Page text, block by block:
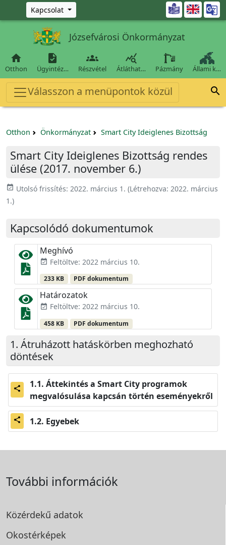
Ugrás a fő tartalomra
Kapcsolat 
Józsefvárosi Önkormányzat

Otthon

Ügyintéz…

Részvétel

Átláthat… Pázmány Állami k…
Válasszon a menüpontok közül 
Otthon Önkormányzat Smart City Ideiglenes Bizottság
Smart City Ideiglenes Bizottság rendes
ülése (2017. november 6.)
event_available Utolsó frissítés: 2022. március 1. (Létrehozva: 2022. március
1.)
Kapcsolódó dokumentumok
Meghívó
event_available Feltöltve: 2022 március 10.
233 KB PDF dokumentum
Határozatok
event_available Feltöltve: 2022 március 10.
458 KB PDF dokumentum
Átruházott hatáskörben meghozható
döntések
share
Áttekintés a Smart City programok
megvalósulása kapcsán történ eseményekről
share Egyebek
További információk
Közérdekű adatok
Okostérképek